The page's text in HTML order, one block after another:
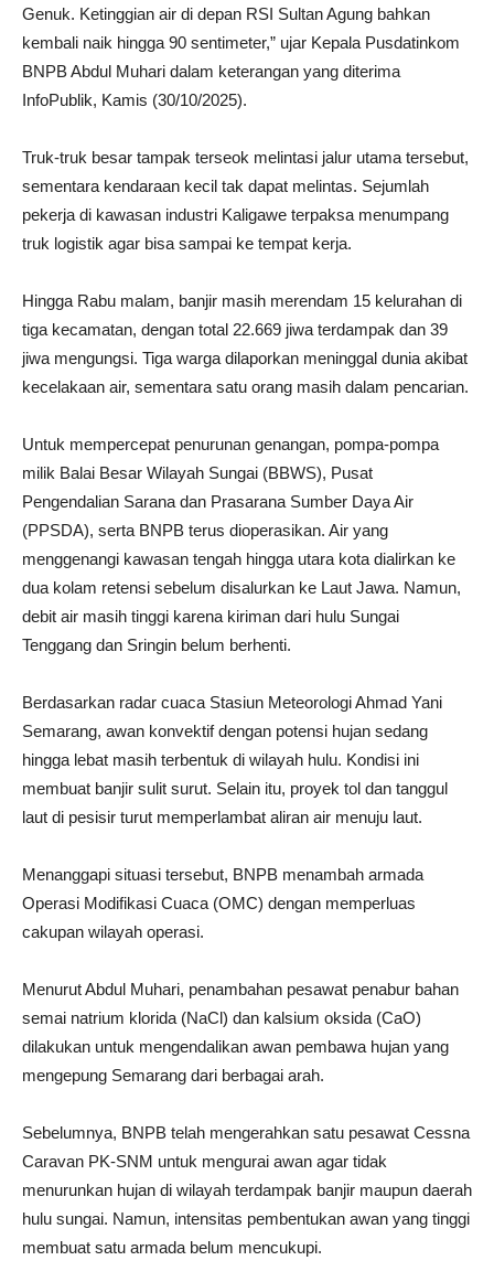
Genuk. Ketinggian air di depan RSI Sultan Agung bahkan
kembali naik hingga 90 sentimeter,” ujar Kepala Pusdatinkom
BNPB Abdul Muhari dalam keterangan yang diterima
InfoPublik, Kamis (30/10/2025).
Truk-truk besar tampak terseok melintasi jalur utama tersebut,
sementara kendaraan kecil tak dapat melintas. Sejumlah
pekerja di kawasan industri Kaligawe terpaksa menumpang
truk logistik agar bisa sampai ke tempat kerja.
Hingga Rabu malam, banjir masih merendam 15 kelurahan di
tiga kecamatan, dengan total 22.669 jiwa terdampak dan 39
jiwa mengungsi. Tiga warga dilaporkan meninggal dunia akibat
kecelakaan air, sementara satu orang masih dalam pencarian.
Untuk mempercepat penurunan genangan, pompa-pompa
milik Balai Besar Wilayah Sungai (BBWS), Pusat
Pengendalian Sarana dan Prasarana Sumber Daya Air
(PPSDA), serta BNPB terus dioperasikan. Air yang
menggenangi kawasan tengah hingga utara kota dialirkan ke
dua kolam retensi sebelum disalurkan ke Laut Jawa. Namun,
debit air masih tinggi karena kiriman dari hulu Sungai
Tenggang dan Sringin belum berhenti.
Berdasarkan radar cuaca Stasiun Meteorologi Ahmad Yani
Semarang, awan konvektif dengan potensi hujan sedang
hingga lebat masih terbentuk di wilayah hulu. Kondisi ini
membuat banjir sulit surut. Selain itu, proyek tol dan tanggul
laut di pesisir turut memperlambat aliran air menuju laut.
Menanggapi situasi tersebut, BNPB menambah armada
Operasi Modifikasi Cuaca (OMC) dengan memperluas
cakupan wilayah operasi.
Menurut Abdul Muhari, penambahan pesawat penabur bahan
semai natrium klorida (NaCl) dan kalsium oksida (CaO)
dilakukan untuk mengendalikan awan pembawa hujan yang
mengepung Semarang dari berbagai arah.
Sebelumnya, BNPB telah mengerahkan satu pesawat Cessna
Caravan PK-SNM untuk mengurai awan agar tidak
menurunkan hujan di wilayah terdampak banjir maupun daerah
hulu sungai. Namun, intensitas pembentukan awan yang tinggi
membuat satu armada belum mencukupi.